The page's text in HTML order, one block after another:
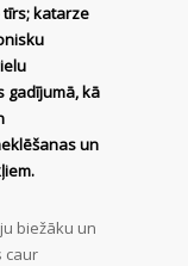
katarze
gadījumā, kā
un
biežāku un
caur